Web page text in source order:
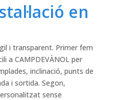
en
i transparent. Primer fem
a CAMPDEVÀNOL per
inclinació, punts de
i sortida. Segon,
sense